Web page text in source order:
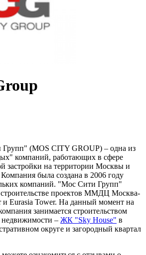
(MOS CITY GROUP) – одна из
компаний, работающих в сфере
застройки на территории Москвы и
была создана в 2006 году
компаний. "Мос Сити Групп"
строительстве проектов ММДЦ Москва-
Eurasia Tower. На данный момент на
занимается строительством
недвижимости – ЖК "Sky House" в
округе и загородный квартал